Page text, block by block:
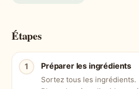
Étapes
Préparer les ingrédients
Sortez tous les ingrédients.